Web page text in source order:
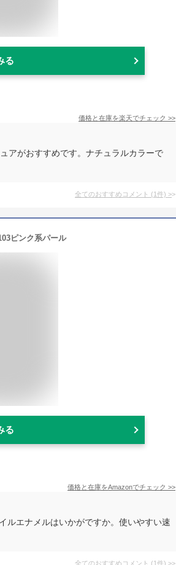
る
価格と在庫を楽天でチェック >>
アがおすすめです。ナチュラルカラーで
全てのおすすめコメント (1件) >
ピンク系パール
る
価格と在庫をAmazonでチェック >>
ルエナメルはいかがですか。使いやすい速
全てのおすすめコメント (1件) >